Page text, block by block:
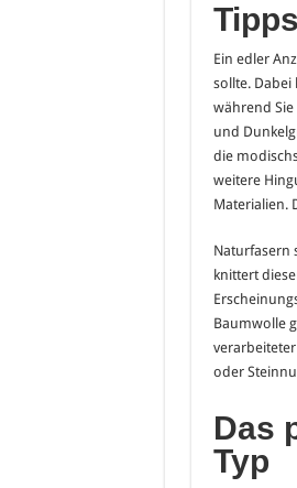
Ein edler
sollte. Dabei
während Sie
und
die
weitere
Materialien.
Naturfasern
knittert
Baumwolle
oder
Das
Typ